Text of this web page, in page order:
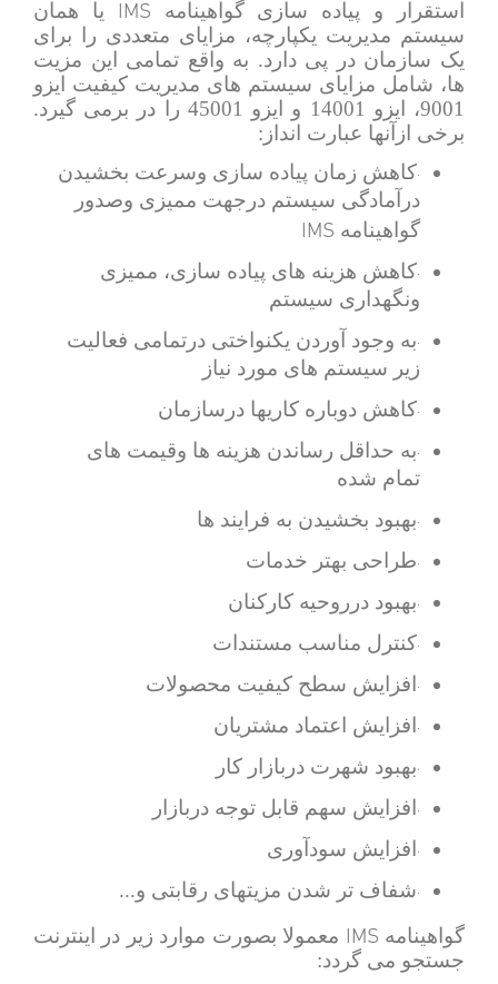
استقرار و پیاده سازی گواهینامه IMS یا همان
سیستم مدیریت یکپارچه، مزایای متعددی را برای
یک سازمان در پی دارد. به واقع تمامی این مزیت
ها، شامل مزایای سیستم های مدیریت کیفیت ایزو
9001، ایزو 14001 و ایزو 45001 را در برمی گیرد.
برخی ازآنها عبارت انداز:
·کاهش زمان پیاده سازی وسرعت بخشیدن
درآمادگی سیستم درجهت ممیزی وصدور
گواهینامه IMS
·کاهش هزینه های پیاده سازی، ممیزی
ونگهداری سیستم
·به وجود آوردن یکنواختی درتمامی فعالیت
زیر سیستم های مورد نیاز
·کاهش دوباره کاریها درسازمان
·به حداقل رساندن هزینه ها وقیمت های
تمام شده
·بهبود بخشیدن به فرایند ها
·طراحی بهتر خدمات
·بهبود درروحیه کارکنان
·کنترل مناسب مستندات
·افزایش سطح کیفیت محصولات
·افزایش اعتماد مشتریان
·بهبود شهرت دربازار کار
·افزایش سهم قابل توجه دربازار
·افزایش سودآوری
·شفاف تر شدن مزیتهای رقابتی و...
گواهینامه IMS معمولا بصورت موارد زیر در اینترنت
جستجو می گردد: